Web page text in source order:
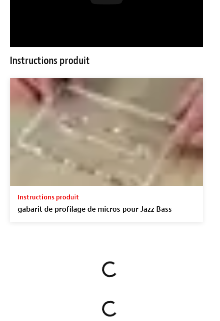
Instructions produit
Instructions produit
gabarit de profilage de micros pour Jazz Bass